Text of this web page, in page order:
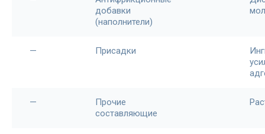
добавки
(наполнители)
— Присадки
—
Прочие
составляющие